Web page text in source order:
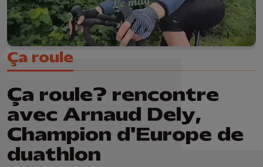
Ça roule
Ça roule? rencontre
avec Arnaud Dely,
Champion d'Europe de
duathlon